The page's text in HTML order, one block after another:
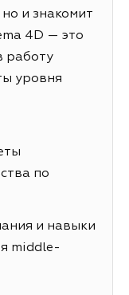
и знакомит
4D — это
работу
уровня
по
и навыки
middle-